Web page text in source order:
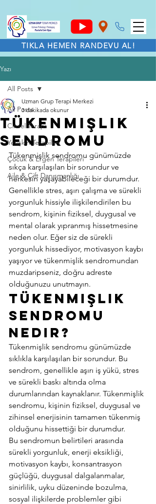
TIKLA HEMEN RANDEVU AL!
Yazı
All Posts
Cinsel Terapi
Yetişkin Terapileri
Çocuk & Ergen Terapileri
Aile & Çift Danışmanlığı
All Posts
Tükenmişlik
Sendromu
Uzman Grup Terapi Merkezi
3 dakikada okunur
Tükenmişlik sendromu günümüzde
sıkça karşılaşılan bir sorundur ve
herkesin yaşayabileceği bir durumdur.
Genellikle stres, aşırı çalışma ve sürekli
yorgunluk hissiyle ilişkilendirilen bu
sendrom, kişinin fiziksel, duygusal ve
mental olarak yıpranmış hissetmesine
neden olur. Eğer siz de sürekli
yorgunluk hissediyor, motivasyon kaybı
yaşıyor ve tükenmişlik sendromundan
muzdaripseniz, doğru adreste
olduğunuzu unutmayın.
Tükenmişlik
Sendromu
Nedir?
Tükenmişlik sendromu günümüzde
sıklıkla karşılaşılan bir sorundur. Bu
sendrom, genellikle aşırı iş yükü, stres
ve sürekli baskı altında olma
durumlarından kaynaklanır. Tükenmişlik
sendromu, kişinin fiziksel, duygusal ve
zihinsel enerjisinin tamamen tükenmiş
olduğunu hissettiği bir durumdur.
Bu sendromun belirtileri arasında
sürekli yorgunluk, enerji eksikliği,
motivasyon kaybı, konsantrasyon
güçlüğü, duygusal dalgalanmalar,
sinirlilik, uyku düzeninde bozulma,
sosyal ilişkilerde problemler gibi